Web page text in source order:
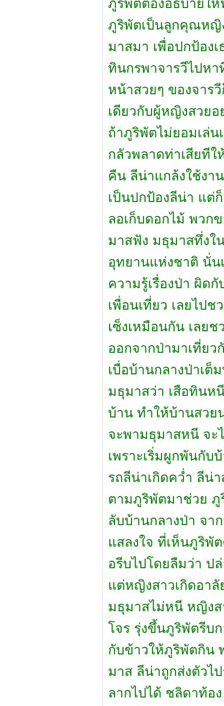
ภูริพัตต้องอธิบายใ
ภูริพัตเป็นลูกคุณหญิ
มาสมา เพื่อปกป้อง
ทินกรพาจารวีไปห
หน้าสวยๆ ของจาร
เดียวกับผู้หญิงสวยอ
ถ้าภูริพัตไม่ยอมเล่
กลัวพลาดท่าเสียที
คืน ลีน่าแกล้งใช้งา
เป็นปกป้องลีน่า แต่
ลอเก็บดอกไม้ พวก
มาสฟัง มธุมาสทึ่งใ
อุทยานแห่งชาติ นั่น
ความรู้เรื่องป่า ผิด
เพื่อนเที่ยว เลยไป
เซ็งเหมือนกัน เลย
ออกจากป่ามาเที่ยว
เบื่อบ้านกลางป่าเต็
มธุมาสว่า เสือทินห
บ้าน ทำให้บ้านสวย
จะพามธุมาสหนี จะ
เพราะเริ่มผูกพันกับ
รถลีน่าเกิดคว่ำ ลีน่
ตามภูริพัตมาช่วย ภู
ลับบ้านกลางป่า จา
แสลงใจ ที่เห็นภูริพั
อรีบไปโดยลืมว่า ป
แต่หญิงสาวเกิดอา
มธุมาสไม่หนี หญิงส
โจร รุ่งขึ้นภูริพัตรีบ
กับข้าวให้ภูริพัตกิน
มาส ลีน่าถูกส่งตัวไ
ลากไปได้ ชลิดาท้